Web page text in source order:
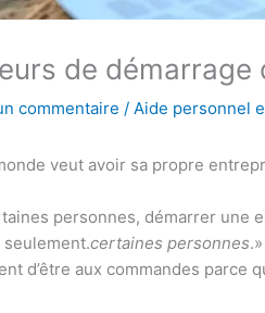
de
commentaire / Aide personnel
veut avoir sa propre
personnes, démarrer une
seulement.certaines personnes
d’être aux commandes parce